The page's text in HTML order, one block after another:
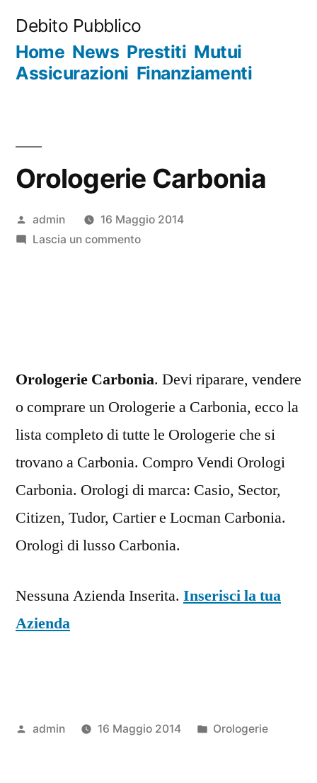
contenuto
Debito Pubblico
Home News Prestiti Mutui
Assicurazioni Finanziamenti
Orologerie Carbonia
Pubblicato
da
admin
16 Maggio 2014
Lascia un commentosu
Orologerie Carbonia. Devi riparare, vendere
o comprare un Orologerie a Carbonia, ecco la
lista completo di tutte le Orologerie che si
trovano a Carbonia. Compro Vendi Orologi
Carbonia. Orologi di marca: Casio, Sector,
Citizen, Tudor, Cartier e Locman Carbonia.
Orologi di lusso Carbonia.
Nessuna Azienda Inserita. Inserisci la tua
Azienda
Pubblicato
admin 16 Maggio 2014
Pubblicato
Orologerie